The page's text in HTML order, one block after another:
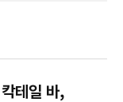
테일 바,